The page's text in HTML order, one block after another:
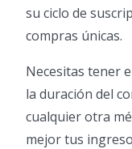
su ciclo de
compras únicas.
Necesitas tener
la duración del
cualquier otra
mejor tus